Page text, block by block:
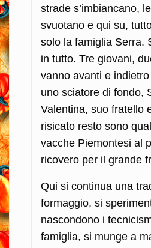
strade s’imbiancano,
svuotano e qui su,
solo la famiglia Serra.
in tutto. Tre giovani,
vanno avanti e
uno sciatore di fondo,
Valentina, suo fratello
risicato resto sono
vacche Piemontesi al
ricovero per il grande
Qui si continua una
formaggio, si
nascondono i
famiglia, si munge a